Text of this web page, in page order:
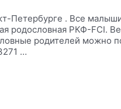
Петербурге . Все
родословная РКФ-FCI.
родителей можно
…